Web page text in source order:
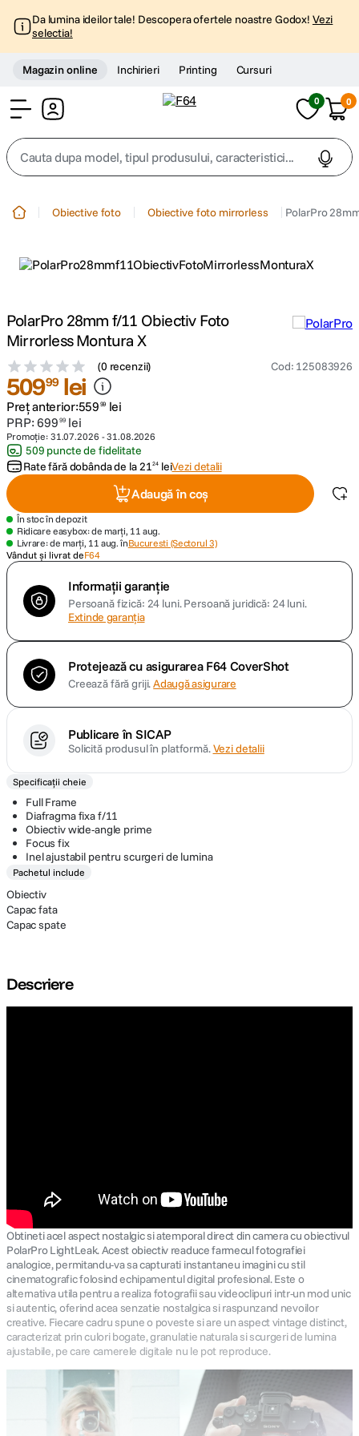
Da lumina ideilor tale! Descopera ofertele noastre Godox! Vezi
selectia!
Magazin online Inchirieri Printing Cursuri
0 0
Cauta dupa model, tipul produsului, caracteristici...
3. trepied telefon
5. canon sx740 hs
6. lavaliera
7. card memorie
9. dji osmo
10. insta 360
Obiective foto Obiective foto mirrorless PolarPro
PolarPro 28mm f/11 Obiectiv Foto
Mirrorless Montura X
(0 recenzii) Cod: 125083926
50999 lei
Preț anterior:559 99 lei
PRP:699 99 lei
Promoție: 31.07.2026 -31.08.2026
509 puncte de fidelitate
Rate fără dobânda de la2124 leiVezi detalii
Adaugă în coș
În stoc în depozit
Ridicare easybox: de marți, 11 aug.
Livrare: de marți, 11 aug. înBucuresti (Sectorul 3)
Vândut și livrat deF64
Informații garanție
Persoană fizică: 24 luni.Persoană juridică: 24 luni.
Extinde garanția
Protejează cu asigurarea F64 CoverShot
Creează fără griji.Adaugă asigurare
Publicare în SICAP
Solicită produsul în platformă.Vezi detalii
Specificații cheie
Full Frame
Diafragma fixa f/11
Obiectiv wide-angle prime
Focus fix
Inel ajustabil pentru scurgeri de lumina
Pachetul include
Obiectiv
Capac fata
Capac spate
Descriere
Obtineti acel aspect nostalgic si atemporal direct din camera cu obiectivul
PolarPro LightLeak. Acest obiectiv readuce farmecul fotografiei
analogice, permitandu-va sa capturati instantaneu imagini cu stil
cinematografic folosind echipamentul digital profesional. Este o
alternativa utila pentru a realiza fotografii sau videoclipuri intr-un mod unic
si autentic, oferind acea senzatie nostalgica si raspunzand nevoilor
creative. Fiecare cadru spune o poveste si are un aspect vintage distinct,
caracterizat prin culori bogate, granulatie naturala si scurgeri de lumina
ajustabile, pe care camerele digitale nu le pot reproduce.